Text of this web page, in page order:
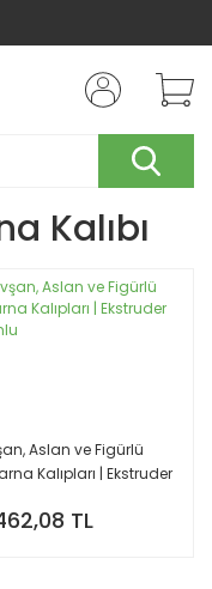
Kalıbı
Aslan ve Figürlü
Kalıpları | Ekstruder
TL